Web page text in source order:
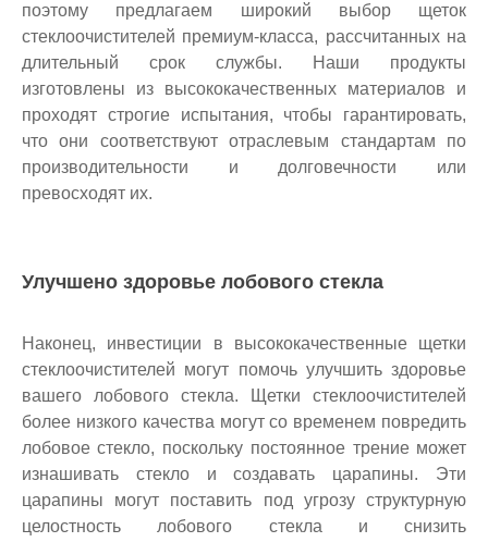
поэтому предлагаем широкий выбор щеток
стеклоочистителей премиум-класса, рассчитанных на
длительный срок службы. Наши продукты
изготовлены из высококачественных материалов и
проходят строгие испытания, чтобы гарантировать,
что они соответствуют отраслевым стандартам по
производительности и долговечности или
превосходят их.
Улучшено здоровье лобового стекла
Наконец, инвестиции в высококачественные щетки
стеклоочистителей могут помочь улучшить здоровье
вашего лобового стекла. Щетки стеклоочистителей
более низкого качества могут со временем повредить
лобовое стекло, поскольку постоянное трение может
изнашивать стекло и создавать царапины. Эти
царапины могут поставить под угрозу структурную
целостность лобового стекла и снизить